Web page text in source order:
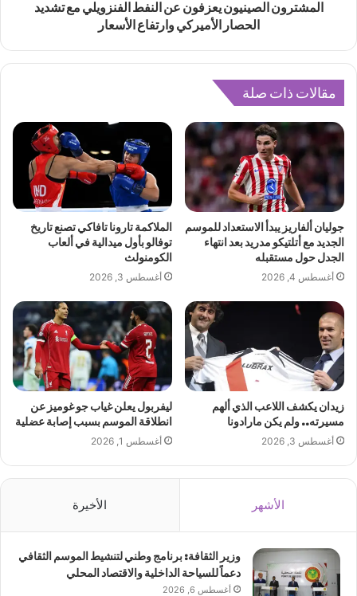
المشترون الصينيون يعزفون عن النفط الفنزويلي مع تشديد
الحصار الأميركي وارتفاع الأسعار
مقالات ذات صلة
جوليان ألفاريز يبدأ الاستعداد للموسم
الجديد مع أتلتيكو مدريد بعد انتهاء
الجدل حول مستقبله
أغسطس 4, 2026
الملاكمة تارونا تافاكي تصنع تاريخ
توفالو بأول ميدالية في ألعاب
الكومنولث
أغسطس 3, 2026
زيدان يكشف اللاعب الذي ألهم
مسيرته.. ولم يكن مارادونا
أغسطس 3, 2026
ليفربول يعلن غياب جو غوميز عن
انطلاقة الموسم بسبب إصابة عضلية
أغسطس 1, 2026
الأشهر الأخيرة
وزير الثقافة: برنامج وطني لتنشيط الموسم الثقافي
دعماً للسياحة الداخلية والاقتصاد المحلي
أغسطس 6, 2026